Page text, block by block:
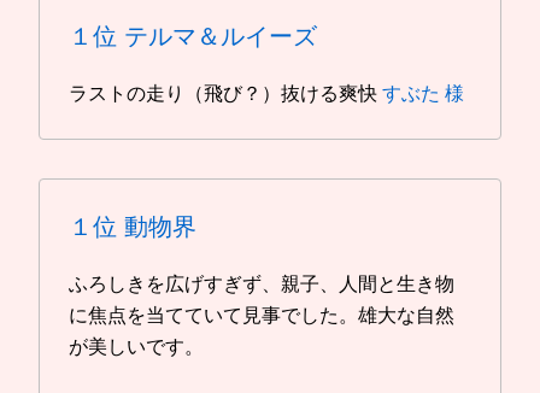
１位 テルマ＆ルイーズ
ラストの走り（飛び？）抜ける爽快 すぶた 様
１位 動物界
ふろしきを広げすぎず、親子、人間と生き物
に焦点を当てていて見事でした。雄大な自然
が美しいです。